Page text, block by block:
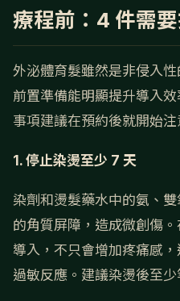
療程前：4 件需
外泌體育髮雖然是非侵入
前置準備能明顯提升導入
事項建議在預約後就開始注
1. 停止染燙至少 7 天
染劑和燙髮藥水中的氨、
的角質屏障，造成微創傷
導入，不只會增加疼痛感
過敏反應。建議染燙後至